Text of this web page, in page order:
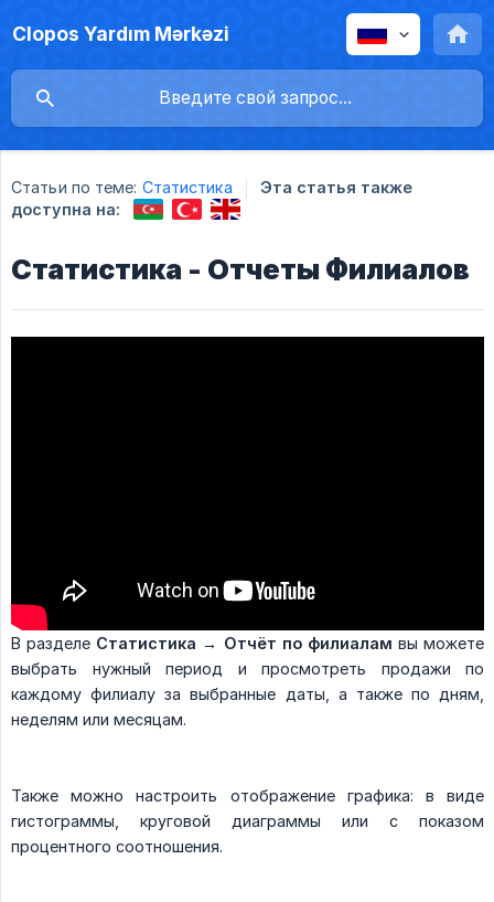
Clopos Yardım Mərkəzi
Статьи по теме: Статистика
Эта статья также
доступна на:
Статистика - Отчеты Филиалов
В разделе Статистика → Отчёт по филиалам вы можете
выбрать нужный период и просмотреть продажи по
каждому филиалу за выбранные даты, а также по дням,
неделям или месяцам.
Также можно настроить отображение графика: в виде
гистограммы, круговой диаграммы или с показом
процентного соотношения.